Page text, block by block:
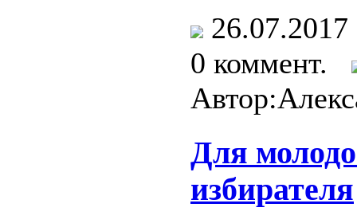
0 коммент.
Для
избирателя